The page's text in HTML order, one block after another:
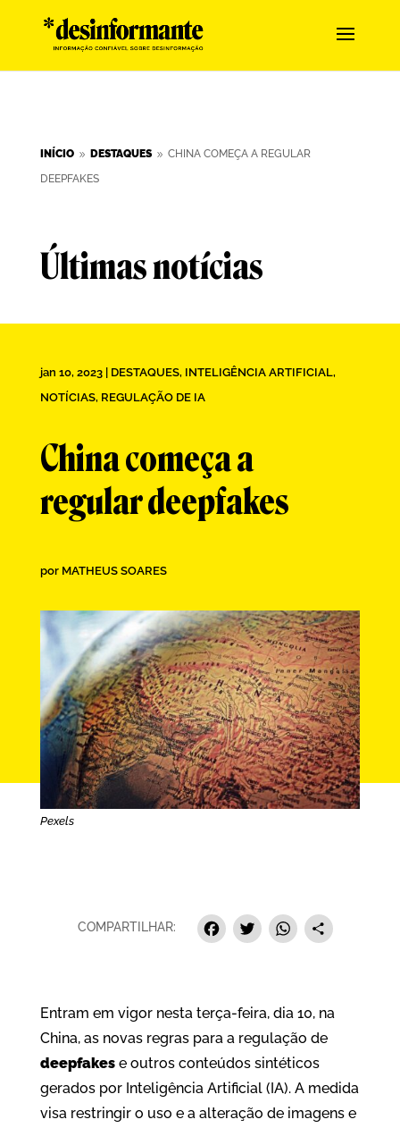
INÍCIO 9 DESTAQUES 9 CHINA COMEÇA A REGULAR
DEEPFAKES
Últimas notícias
jan 10, 2023| DESTAQUES, INTELIGÊNCIA ARTIFICIAL,
NOTÍCIAS, REGULAÇÃO DE IA
China começa a
regular deepfakes
por MATHEUS SOARES
Pexels
COMPARTILHAR: Facebook
Twitter
Entram em vigor nesta terça-feira, dia 10, na
China, as novas regras para a regulação de
deepfakese outros conteúdos sintéticos
gerados por Inteligência Artificial (IA). A medida
visa restringir o uso e a alteração de imagens e